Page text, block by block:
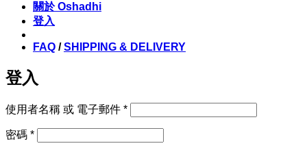
關於 Oshadhi
登入
FAQ /SHIPPING & DELIVERY
登入
使用者名稱 或 電子郵件 *必
密碼 *必